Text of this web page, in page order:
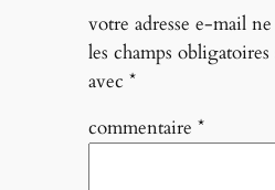
votre adresse e-mail
les champs
avec *
commentaire *